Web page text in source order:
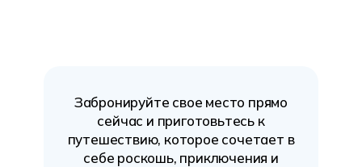
Забронируйте свое место прямо
сейчас и приготовьтесь к
путешествию, которое сочетает в
себе роскошь, приключения и